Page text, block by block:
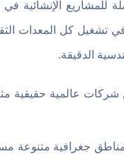
للمشاريع الإنشائية في
تشغيل كل المعدات
الدقيقة.
جغرافية متنوعة